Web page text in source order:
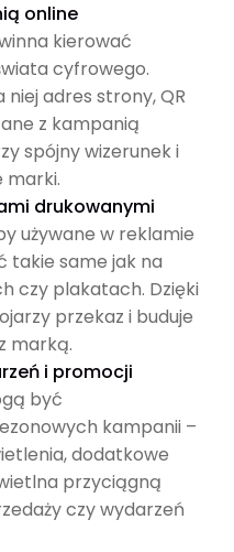
online
kierować
cyfrowego.
adres strony, QR
z kampanią
spójny wizerunek i
marki.
drukowanymi
używane w reklamie
takie same jak na
czy plakatach. Dzięki
przekaz i buduje
marką.
i promocji
być
kampanii –
dodatkowe
przyciągną
czy wydarzeń